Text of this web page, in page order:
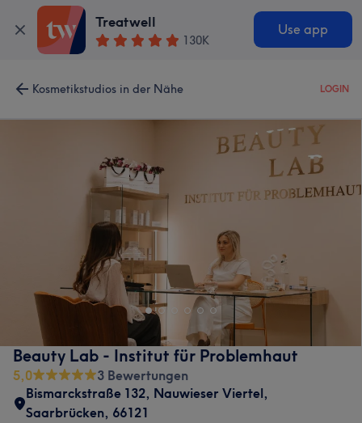
Treatwell
130K
Use app
Kosmetikstudios in der Nähe LOGIN
Beauty Lab - Institut für Problemhaut
5,0
3 Bewertungen
Bismarckstraße 132, Nauwieser Viertel,
Saarbrücken, 66121